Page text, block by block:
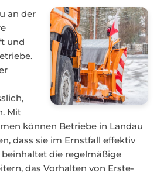
an der
und
Mit
können Betriebe in Landau
dass sie im Ernstfall effektiv
die regelmäßige
das Vorhalten von Erste-